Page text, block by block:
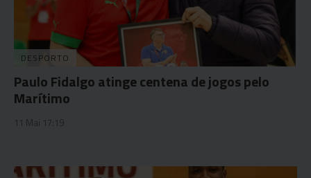
DESPORTO
Paulo Fidalgo atinge centena de jogos pelo
Marítimo
11 Mai 17:19